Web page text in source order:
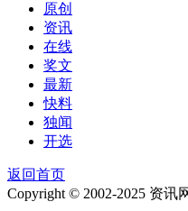
原创
资讯
在线
奖文
最新
快料
独闻
开选
返回首页
Copyright © 2002-2025 资